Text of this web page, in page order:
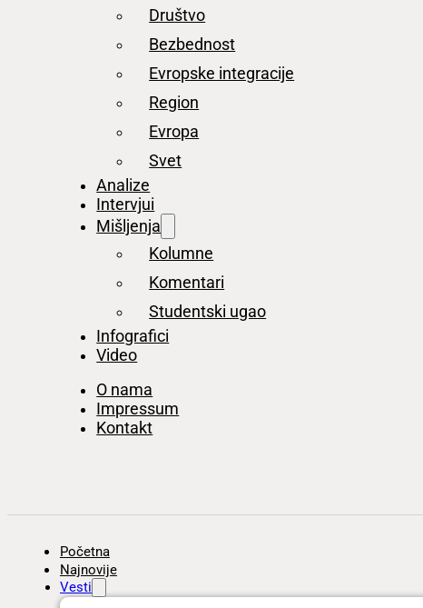
Društvo
Bezbednost
Evropske integracije
Region
Evropa
Svet
Analize
Intervjui
Mišljenja
Kolumne
Komentari
Studentski ugao
Infografici
Video
O nama
Impressum
Kontakt
Početna
Najnovije
Vesti